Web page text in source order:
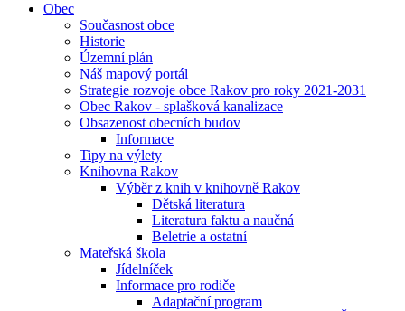
Obec
Současnost obce
Historie
Územní plán
Náš mapový portál
Strategie rozvoje obce Rakov pro roky 2021-2031
Obec Rakov - splašková kanalizace
Obsazenost obecních budov
Informace
Tipy na výlety
Knihovna Rakov
Výběr z knih v knihovně Rakov
Dětská literatura
Literatura faktu a naučná
Beletrie a ostatní
Mateřská škola
Jídelníček
Informace pro rodiče
Adaptační program